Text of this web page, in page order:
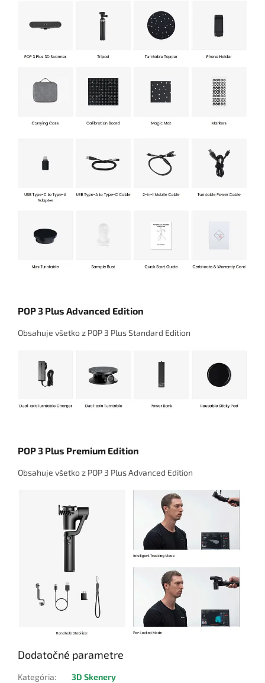
POP 3 Plus Advanced Edition
Obsahuje všetko z POP 3 Plus Standard Edition
POP 3 Plus Premium Edition
Obsahuje všetko z POP 3 Plus Advanced Edition
Dodatočné parametre
Kategória:
3D Skenery